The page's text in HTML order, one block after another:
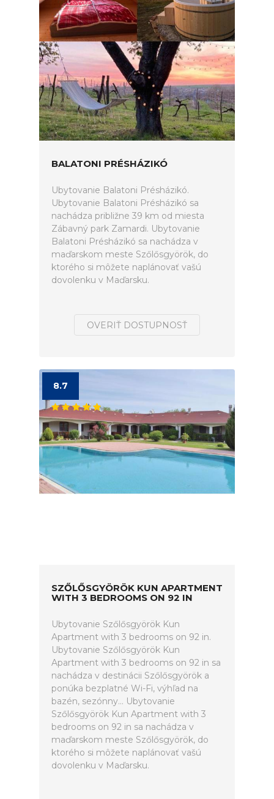
BALATONI PRÉSHÁZIKÓ
Ubytovanie Balatoni Présházikó.
Ubytovanie Balatoni Présházikó sa
nachádza približne 39 km od miesta
Zábavný park Zamardi. Ubytovanie
Balatoni Présházikó sa nachádza v
maďarskom meste Szőlősgyörök, do
ktorého si môžete naplánovať vašú
dovolenku v Maďarsku.
OVERIŤ DOSTUPNOSŤ
8.7
SZŐLŐSGYÖRÖK KUN APARTMENT
WITH 3 BEDROOMS ON 92 IN
Ubytovanie Szőlősgyörök Kun
Apartment with 3 bedrooms on 92 in.
Ubytovanie Szőlősgyörök Kun
Apartment with 3 bedrooms on 92 in sa
nachádza v destinácii Szőlősgyörök a
ponúka bezplatné Wi-Fi, výhľad na
bazén, sezónny... Ubytovanie
Szőlősgyörök Kun Apartment with 3
bedrooms on 92 in sa nachádza v
maďarskom meste Szőlősgyörök, do
ktorého si môžete naplánovať vašú
dovolenku v Maďarsku.